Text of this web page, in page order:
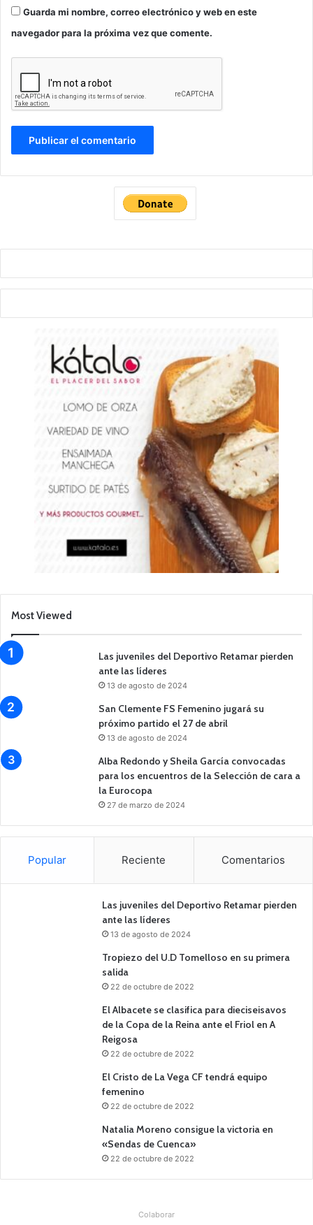
Guarda mi nombre, correo electrónico y web en este
navegador para la próxima vez que comente.
Most Viewed
Las juveniles del Deportivo Retamar pierden
ante las líderes
13 de agosto de 2024
San Clemente FS Femenino jugará su
próximo partido el 27 de abril
13 de agosto de 2024
Alba Redondo y Sheila García convocadas
para los encuentros de la Selección de cara a
la Eurocopa
27 de marzo de 2024
Popular Reciente Comentarios
Las juveniles del Deportivo Retamar pierden
ante las líderes
13 de agosto de 2024
Tropiezo del U.D Tomelloso en su primera
salida
22 de octubre de 2022
El Albacete se clasifica para dieciseisavos
de la Copa de la Reina ante el Friol en A
Reigosa
22 de octubre de 2022
El Cristo de La Vega CF tendrá equipo
femenino
22 de octubre de 2022
Natalia Moreno consigue la victoria en
«Sendas de Cuenca»
22 de octubre de 2022
Colaborar